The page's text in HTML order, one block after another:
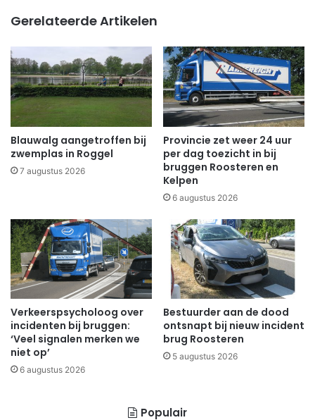
Gerelateerde Artikelen
Blauwalg aangetroffen bij
zwemplas in Roggel
7 augustus 2026
Provincie zet weer 24 uur
per dag toezicht in bij
bruggen Roosteren en
Kelpen
6 augustus 2026
Verkeerspsycholoog over
incidenten bij bruggen:
‘Veel signalen merken we
niet op’
6 augustus 2026
Bestuurder aan de dood
ontsnapt bij nieuw incident
brug Roosteren
5 augustus 2026
Populair